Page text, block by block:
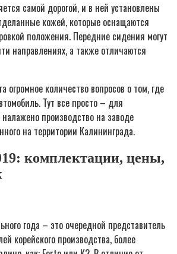
самой дорогой, и в ней установлены
кожей, которые оснащаются
положения. Передние сидения могут
направлениях, а также отличаются
огромное количество вопросов о том, где
Тут все просто – для
производство на заводе
на территории Калининграда.
комплектации, цены,
года – это очередной представитель
корейского производства, более